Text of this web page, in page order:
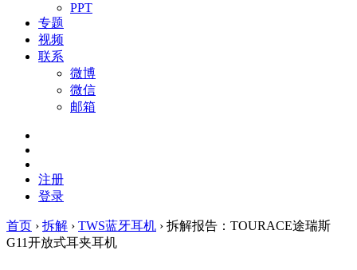
PPT
专题
视频
联系
微博
微信
邮箱
注册
登录
首页 › 拆解 › TWS蓝牙耳机 › 拆解报告：TOURACE途瑞斯
G11开放式耳夹耳机